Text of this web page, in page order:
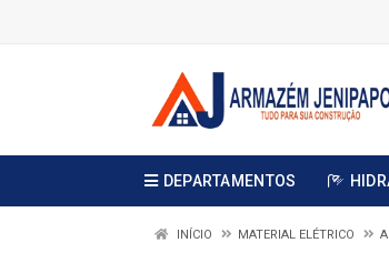
DEPARTAMENTOS
INÍCIO MATERIAL ELÉTRICO